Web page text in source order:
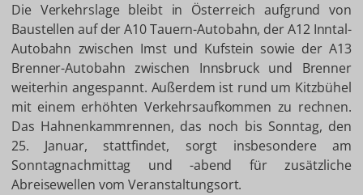
Die Verkehrslage bleibt in Österreich aufgrund von
Baustellen auf der A10 Tauern-Autobahn, der A12 Inntal-
Autobahn zwischen Imst und Kufstein sowie der A13
Brenner-Autobahn zwischen Innsbruck und Brenner
weiterhin angespannt. Außerdem ist rund um Kitzbühel
mit einem erhöhten Verkehrsaufkommen zu rechnen.
Das Hahnenkammrennen, das noch bis Sonntag, den
25. Januar, stattfindet, sorgt insbesondere am
Sonntagnachmittag und -abend für zusätzliche
Abreisewellen vom Veranstaltungsort.